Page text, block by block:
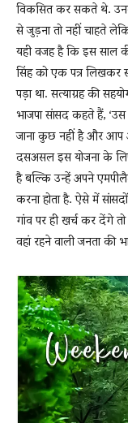
विकसित कर सकते थे.
से जुड़ना तो नहीं चाहते
यही वजह है कि इस साल
सिंह को एक पत्र लिखकर
पड़ा था. सत्याग्रह की
भाजपा सांसद कहते हैं,
जाना कुछ नहीं है और आप
दसअसल इस योजना के
है बल्कि उन्हें अपने
करना होता है. ऐसे में
गांव पर ही खर्च कर देंगे
वहां रहने वाली जनता की